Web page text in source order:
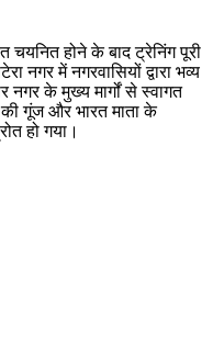
चयनित होने के बाद ट्रेनिंग पूरी
नगर में नगरवासियों द्वारा भव्य
नगर के मुख्य मार्गों से स्वागत
गूंज और भारत माता के
हो गया।